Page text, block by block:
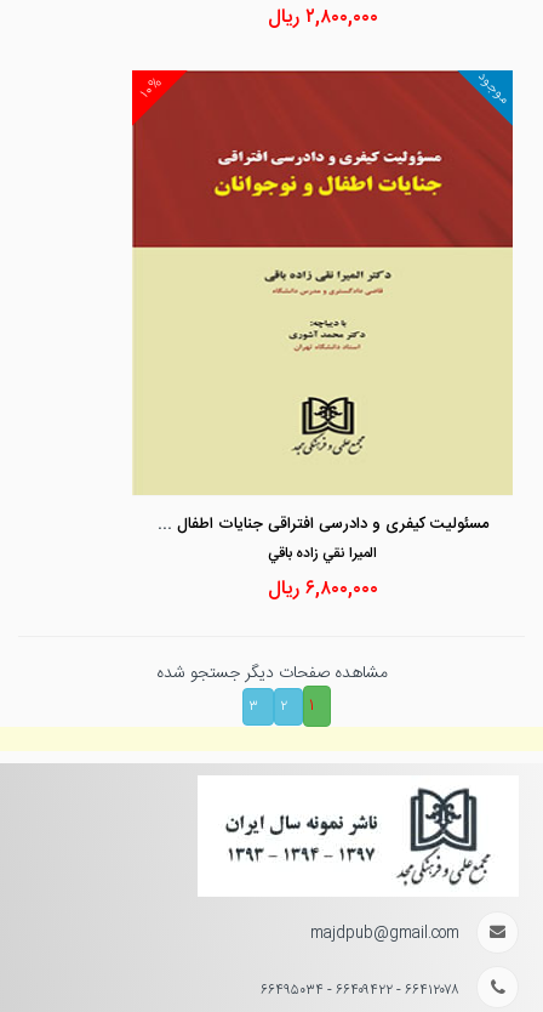
۲,۸۰۰,۰۰۰ریال
۱۰% موجود
مسئولیت کیفری و دادرسی افتراقی جنایات اطفال و نوجوانان
الميرا نقي زاده باقي
۶,۸۰۰,۰۰۰ریال
مشاهده صفحات دیگر جستجو شده
۱
۲ ۳
majdpub@gmail.com
۶۶۴۱۲۰۷۸ - ۶۶۴۰۹۴۲۲ - ۶۶۴۹۵۰۳۴